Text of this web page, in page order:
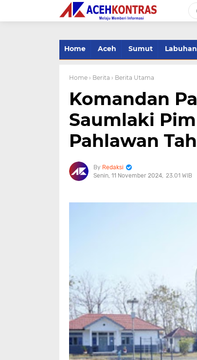
Home Aceh Sumut
Home › Berita › Berita Utama
Komandan
Saumlaki
Pahlawan
Redaksi
Senin, 11 November 2024 23.01 WIB